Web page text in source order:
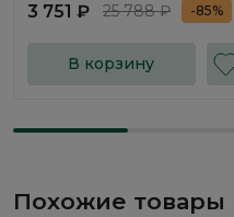
3 751 ₽ 25 788 ₽ -85%
В корзину
Похожие товары